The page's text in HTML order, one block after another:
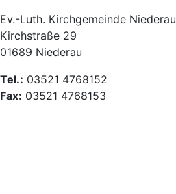
Ev.-Luth. Kirchgemeinde
Kirchstraße 29
01689 Niederau
Tel.: 03521 4768152
Fax: 03521 4768153